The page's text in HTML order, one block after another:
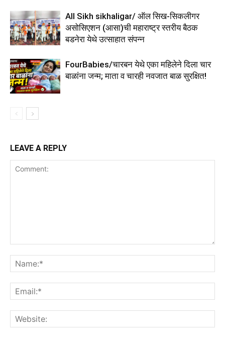
All Sikh sikhaligar/ ऑल सिख-सिकलीगर
असोसिएशन (आसा)ची महाराष्ट्र स्तरीय बैठक
बडनेरा येथे उत्साहात संपन्न
FourBabies/चारबन येथे एका महिलेने दिला चार
बाळांना जन्म; माता व चारही नवजात बाळ सुरक्षित!
LEAVE A REPLY